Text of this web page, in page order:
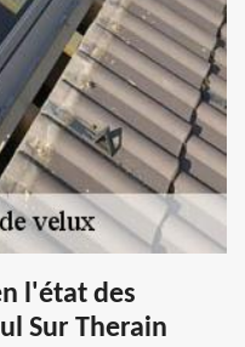
l'état des
Sur Therain